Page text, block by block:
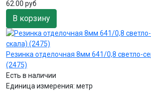
62.00 руб
В корзину
Резинка отделочная 8мм 641/0,8 светло-
(2475)
Есть в наличии
Единица измерения: метр